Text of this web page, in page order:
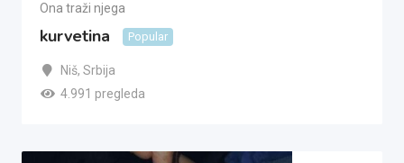
Ona traži njega
kurvetina Popular
Niš, Srbija
4.991 pregleda